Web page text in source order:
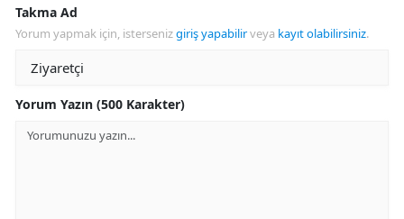
Takma Ad
Yorum yapmak için, istersenizgiriş yapabilirveya kayıt olabilirsiniz.
Yorum Yazın (500 Karakter)